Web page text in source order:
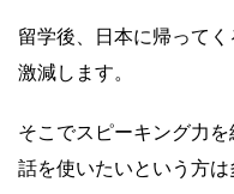
留学後、日本に帰って
激減します。
そこでスピーキング力
話を使いたいという方は